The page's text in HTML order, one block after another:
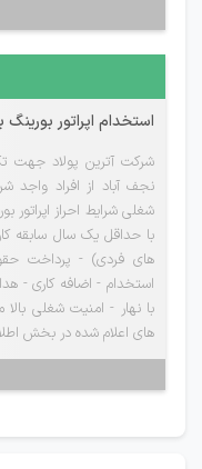
استخدام اپراتور
شرکت آترین پولاد جهت
نجف آباد از افراد واجد
شغلی شرایط احراز
با حداقل یک سال سابقه
های فردی) - پرداخت
استخدام - اضافه کاری -
با نهار - امنیت شغلی
های اعلام شده در بخش